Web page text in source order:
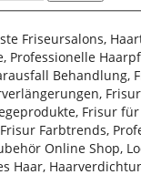
Friseursalons,
Professionelle
Behandlung,
Frisur
Farbtrends,
Online Shop,
Haar,